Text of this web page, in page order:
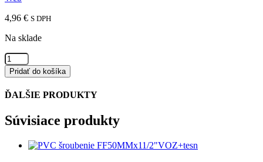
4,96 € S DPH
Na sklade
množstvo
Jason
T-
kus
40mm
5/4"vnz
Pridať do košíka
ĎALŠIE PRODUKTY
Súvisiace produkty